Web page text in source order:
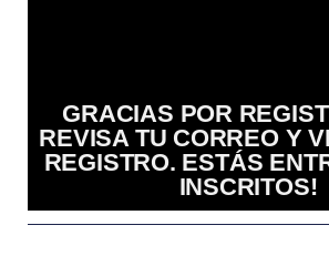
GRACIAS POR
REVISA TU CORREO Y
REGISTRO. ESTÁS
INSCRITOS!